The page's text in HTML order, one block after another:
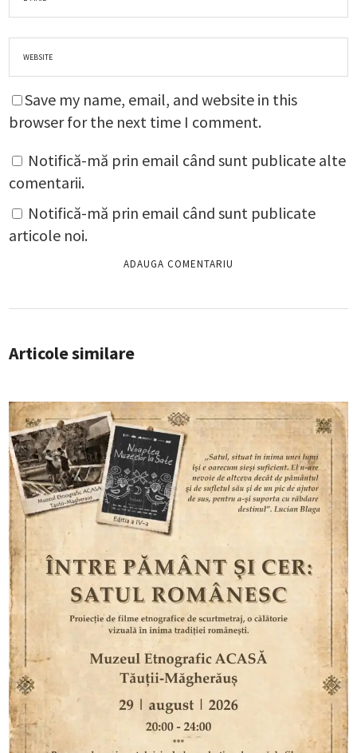
Save my name, email, and website in this
browser for the next time I comment.
Notifică-mă prin email când sunt publicate alte
comentarii.
Notifică-mă prin email când sunt publicate
articole noi.
Articole similare